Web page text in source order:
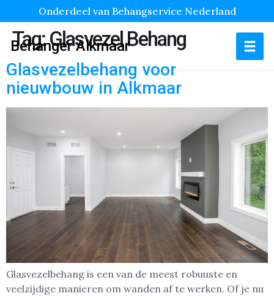
Onderdeel van Behangservice Nederland
Behanger Alkmaar
Tag:Glasvezel Behang
Glasvezelbehang voor
nieuwbouw in Alkmaar
Glasvezelbehang is een van de meest robuuste en
veelzijdige manieren om wanden af te werken. Of je nu